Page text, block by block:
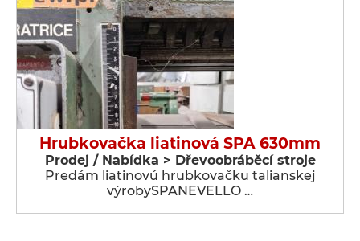
Hrubkovačka liatinová SPA 630mm
Prodej / Nabídka > Dřevoobráběcí stroje
Predám liatinovú hrubkovačku talianskej
výrobySPANEVELLO …